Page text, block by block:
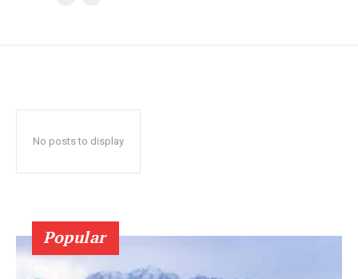
No posts to display
Popular